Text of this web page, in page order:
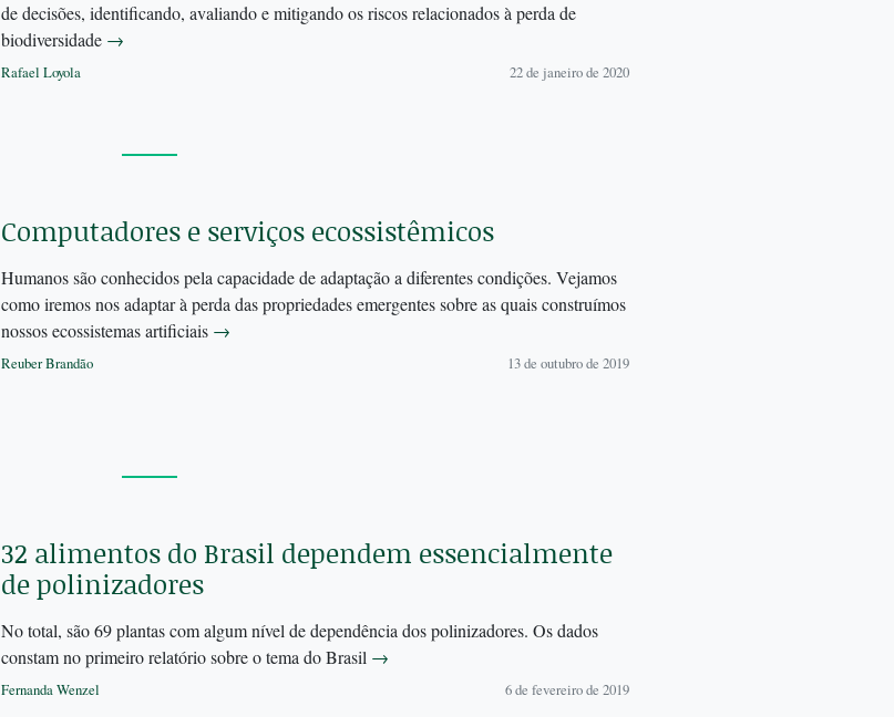
de decisões, identificando, avaliando e mitigando os riscos relacionados à perda de
biodiversidade →
Rafael Loyola 22 de janeiro de 2020
Computadores e serviços ecossistêmicos
Humanos são conhecidos pela capacidade de adaptação a diferentes condições. Vejamos
como iremos nos adaptar à perda das propriedades emergentes sobre as quais construímos
nossos ecossistemas artificiais →
Reuber Brandão 13 de outubro de 2019
32 alimentos do Brasil dependem essencialmente
de polinizadores
No total, são 69 plantas com algum nível de dependência dos polinizadores. Os dados
constam no primeiro relatório sobre o tema do Brasil →
Fernanda Wenzel 6 de fevereiro de 2019